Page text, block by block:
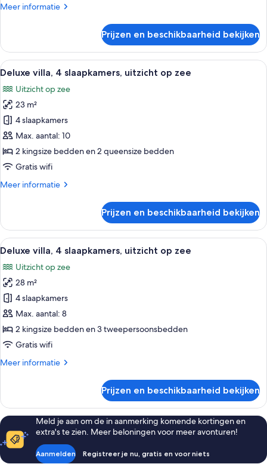
laden
Meer informatie
Meer
kamer,
kingsize
Prijzen en beschikbaarheid bekijken
Alle
foto's
voor
Deluxe
villa,
4
slaapkamers,
uitzicht
zee
Een slaapkamer met een groot bed,
5
Deluxe villa, 4 slaapkamers, uitzicht op zee
Uitzicht op zee
23 m²
4 slaapkamers
Max. aantal: 10
2 kingsize bedden en 2 queensize bedden
Gratis wifi
Meer informatie
Meer
villa,
slaapkamers,
op
zee
Prijzen en beschikbaarheid bekijken
Alle
foto's
voor
Deluxe
villa,
4
slaapkamers,
uitzicht
zee
Een hotelkamer met een bed, een
6
Deluxe villa, 4 slaapkamers, uitzicht op zee
Uitzicht op zee
28 m²
4 slaapkamers
Max. aantal: 8
2 kingsize bedden en 3 tweepersoonsbedden
Gratis wifi
Meer informatie
Meer
villa,
4
slaapkamers,
uitzicht
op
zee
Prijzen en beschikbaarheid bekijken
Meld je aan om de in aanmerking komende kortingen en
extra's te zien. Meer beloningen voor meer avonturen!
Aanmelden Registreer je nu, gratis en voor niets